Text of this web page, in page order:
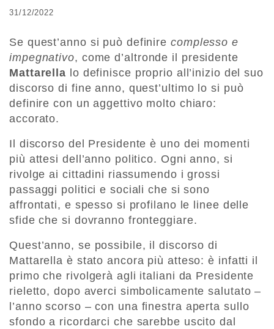
31/12/2022
Se quest’anno si può definire complesso e
impegnativo, come d’altronde il presidente
Mattarella lo definisce proprio all’inizio del suo
discorso di fine anno, quest’ultimo lo si può
definire con un aggettivo molto chiaro:
accorato.
Il discorso del Presidente è uno dei momenti
più attesi dell’anno politico. Ogni anno, si
rivolge ai cittadini riassumendo i grossi
passaggi politici e sociali che si sono
affrontati, e spesso si profilano le linee delle
sfide che si dovranno fronteggiare.
Quest’anno, se possibile, il discorso di
Mattarella è stato ancora più atteso: è infatti il
primo che rivolgerà agli italiani da Presidente
rieletto, dopo averci simbolicamente salutato –
l’anno scorso – con una finestra aperta sullo
sfondo a ricordarci che sarebbe uscito dal